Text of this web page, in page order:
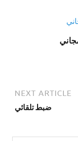
NEXT ARTICLE
ضبط تلقائي